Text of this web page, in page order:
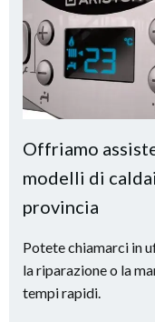
Offriamo
modelli di
provincia
Potete chiamarci in
la riparazione o la
tempi rapidi.